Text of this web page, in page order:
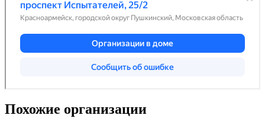
Похожие организации